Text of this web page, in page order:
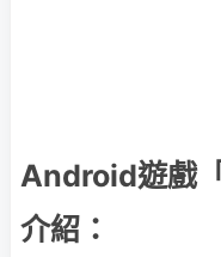
Android遊戲
介紹：